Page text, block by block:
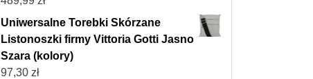
Uniwersalne Torebki Skórzane
Listonoszki firmy Vittoria Gotti Jasno
Szara (kolory)
97,30 zł